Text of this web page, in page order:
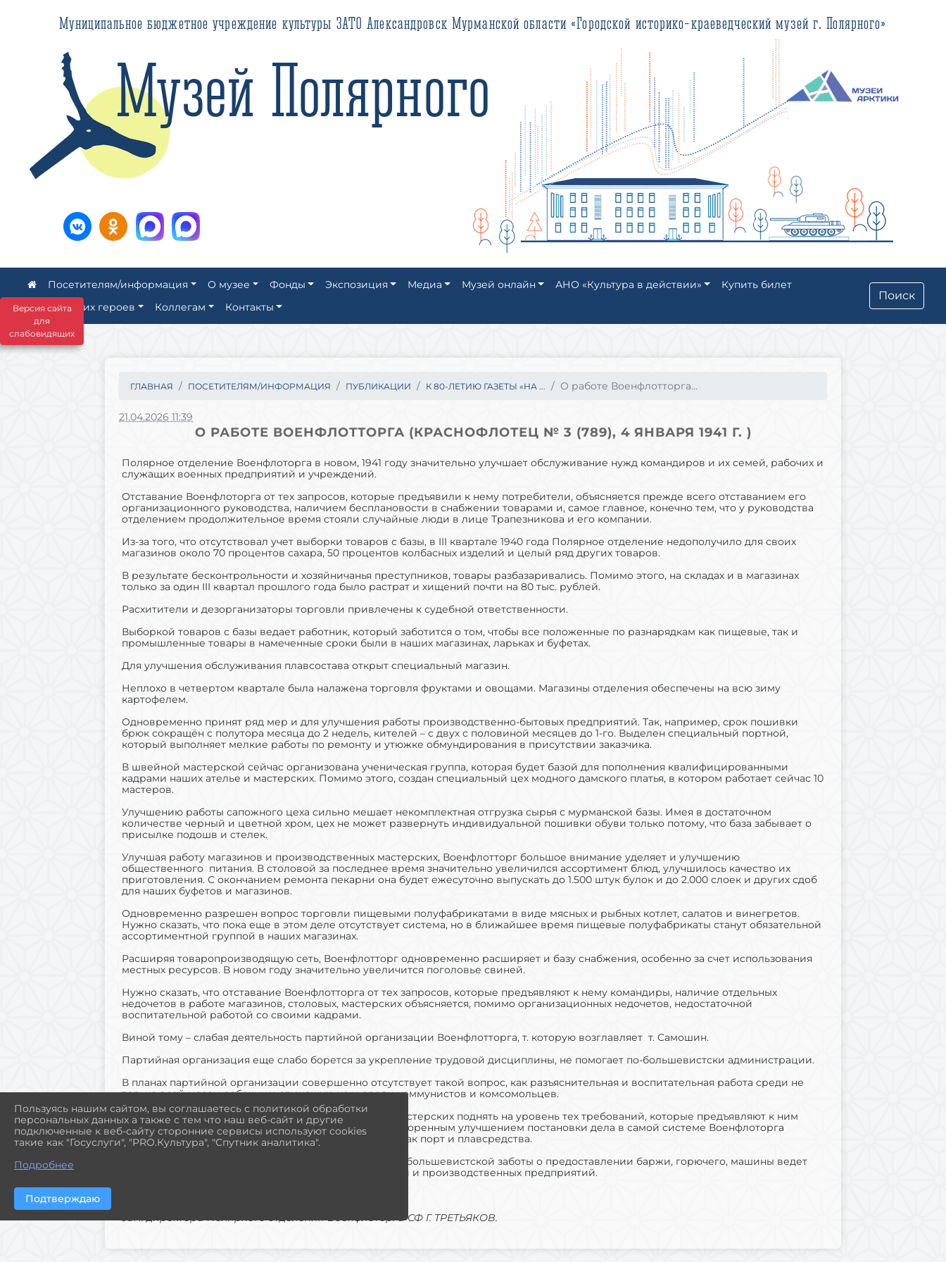
Версия сайта
для
слабовидящих
Муниципальное бюджетное учреждение культуры ЗАТО Александровск Мурманской области «Городской историко-краеведческий музей г. Полярного»
Музей Полярного
Посетителям/информация О музее Фонды Экспозиция Медиа Музей онлайн АНО «Культура в действии»
Купить билет
Аллея наших героев
Коллегам Контакты
Поиск
ГЛАВНАЯ ПОСЕТИТЕЛЯМ/ИНФОРМАЦИЯ ПУБЛИКАЦИИ К 80-ЛЕТИЮ ГАЗЕТЫ «НА ... О работе Военфлотторга...
21.04.2026 11:39
О РАБОТЕ ВОЕНФЛОТТОРГА (КРАСНОФЛОТЕЦ № 3 (789), 4 ЯНВАРЯ 1941 Г. )
Полярное отделение Военфлоторга в новом, 1941 году значительно улучшает обслуживание нужд командиров и их семей, рабочих и
служащих военных предприятий и учреждений.
Отставание Военфлоторга от тех запросов, которые предъявили к нему потребители, объясняется прежде всего отставанием его
организационного руководства, наличием бесплановости в снабжении товарами и, самое главное, конечно тем, что у руководства
отделением продолжительное время стояли случайные люди в лице Трапезникова и его компании.
Из-за того, что отсутствовал учет выборки товаров с базы, в III квартале 1940 года Полярное отделение недополучило для своих
магазинов около 70 процентов сахара, 50 процентов колбасных изделий и целый ряд других товаров.
В результате бесконтрольности и хозяйничанья преступников, товары разбазаривались. Помимо этого, на складах и в магазинах
только за один III квартал прошлого года было растрат и хищений почти на 80 тыс. рублей.
Расхитители и дезорганизаторы торговли привлечены к судебной ответственности.
Выборкой товаров с базы ведает работник, который заботится о том, чтобы все положенные по разнарядкам как пищевые, так и
промышленные товары в намеченные сроки были в наших магазинах, ларьках и буфетах.
Для улучшения обслуживания плавсостава открыт специальный магазин.
Неплохо в четвертом квартале была налажена торговля фруктами и овощами. Магазины отделения обеспечены на всю зиму
картофелем.
Одновременно принят ряд мер и для улучшения работы производственно-бытовых предприятий. Так, например, срок пошивки
брюк сокращён с полутора месяца до 2 недель, кителей – с двух с половиной месяцев до 1-го. Выделен специальный портной,
который выполняет мелкие работы по ремонту и утюжке обмундирования в присутствии заказчика.
В швейной мастерской сейчас организована ученическая группа, которая будет базой для пополнения квалифицированными
кадрами наших ателье и мастерских. Помимо этого, создан специальный цех модного дамского платья, в котором работает сейчас 10
мастеров.
Улучшению работы сапожного цеха сильно мешает некомплектная отгрузка сырья с мурманской базы. Имея в достаточном
количестве черный и цветной хром, цех не может развернуть индивидуальной пошивки обуви только потому, что база забывает о
присылке подошв и стелек.
Улучшая работу магазинов и производственных мастерских, Военфлотторг большое внимание уделяет и улучшению
общественного питания. В столовой за последнее время значительно увеличился ассортимент блюд, улучшилось качество их
приготовления. С окончанием ремонта пекарни она будет ежесуточно выпускать до 1.500 штук булок и до 2.000 слоек и других сдоб
для наших буфетов и магазинов.
Одновременно разрешен вопрос торговли пищевыми полуфабрикатами в виде мясных и рыбных котлет, салатов и винегретов.
Нужно сказать, что пока еще в этом деле отсутствует система, но в ближайшее время пищевые полуфабрикаты станут обязательной
ассортиментной группой в наших магазинах.
Расширяя товаропроизводящую сеть, Военфлотторг одновременно расширяет и базу снабжения, особенно за счет использования
местных ресурсов. В новом году значительно увеличится поголовье свиней.
Нужно сказать, что отставание Военфлотторга от тех запросов, которые предъявляют к нему командиры, наличие отдельных
недочетов в работе магазинов, столовых, мастерских объясняется, помимо организационных недочетов, недостаточной
воспитательной работой со своими кадрами.
Виной тому – слабая деятельность партийной организации Военфлотторга, т. которую возглавляет т. Самошин.
Партийная организация еще слабо борется за укрепление трудовой дисциплины, не помогает по-большевистски администрации.
В планах партийной организации совершенно отсутствует такой вопрос, как разъяснительная и воспитательная работа среди не
только всей массы рабочих и служащих, но и среди коммунистов и комсомольцев.
Для того, чтобы работу наших магазинов, столовых, мастерских поднять на уровень тех требований, которые предъявляют к ним
бойцы, командиры и политработники, надо вместе с коренным улучшением постановки дела в самой системе Военфлоторга
усилить ему помощь со стороны таких организаций, как порт и плавсредства.
В целом ряде случаев их нечеткая работа, отсутствие большевистской заботы о предоставлении баржи, горючего, машины ведет
иногда к срыву нормальной работы его торговой сети и производственных предприятий.
зам. директора Полярного отделения Военфлоторга СФ Г. ТРЕТЬЯКОВ.
Пользуясь нашим сайтом, вы соглашаетесь с политикой обработки
персональных данных а также с тем что наш веб-сайт и другие
подключенные к веб-сайту сторонние сервисы используют cookies
такие как "Госуслуги", "PRO.Культура", "Спутник аналитика".
Подробнее
Подтверждаю